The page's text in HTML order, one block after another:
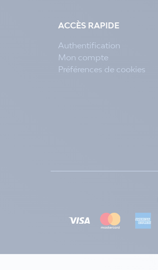
ACCÈS RAPIDE
Authentification
Mon compte
Préférences de cookies